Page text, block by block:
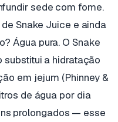
sede com fome.
de Snake Juice e ainda
Água pura. O Snake
substitui a hidratação
em jejum (Phinney &
de água por dia
prolongados — esse